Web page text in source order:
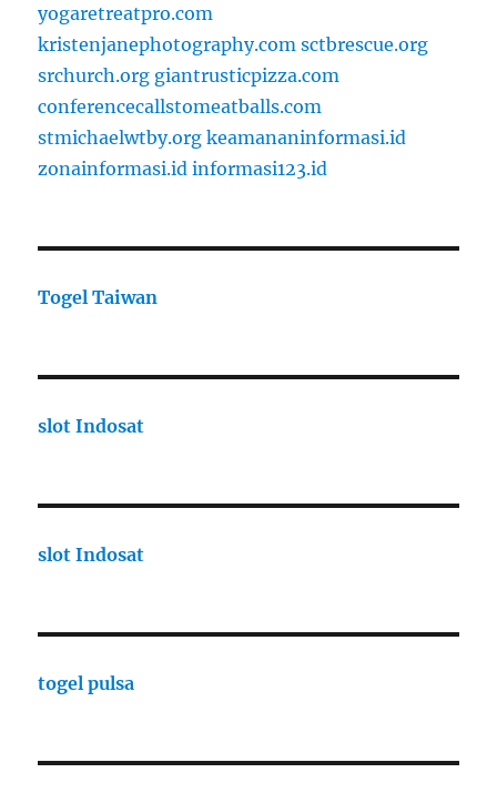
yogaretreatpro.com
kristenjanephotography.com sctbrescue.org
srchurch.org giantrusticpizza.com
conferencecallstomeatballs.com
stmichaelwtby.org keamananinformasi.id
zonainformasi.id informasi123.id
Togel Taiwan
slot Indosat
slot Indosat
togel pulsa